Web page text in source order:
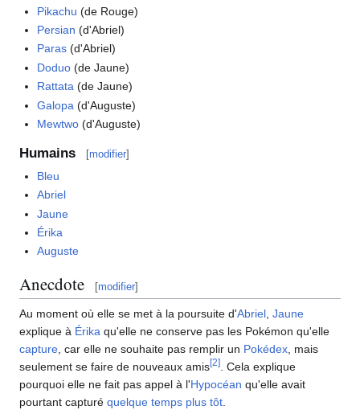
Pikachu (de Rouge)
Persian (d'Abriel)
Paras (d'Abriel)
Doduo (de Jaune)
Rattata (de Jaune)
Galopa (d'Auguste)
Mewtwo (d'Auguste)
Humains [modifier]
Bleu
Abriel
Jaune
Érika
Auguste
Anecdote [modifier]
Au moment où elle se met à la poursuite d'Abriel Jaune
explique à Érika qu'elle ne conserve pas les Pokémon qu'elle
capture , car elle ne souhaite pas remplir un Pokédex , mais
seulement se faire de nouveaux amis[2]
. Cela explique
pourquoi elle ne fait pas appel à l'Hypocéan qu'elle avait
pourtant capturé quelque temps plus tôt